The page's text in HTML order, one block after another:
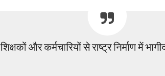
शिक्षकों और कर्मचारियों से राष्ट्र निर्माण में